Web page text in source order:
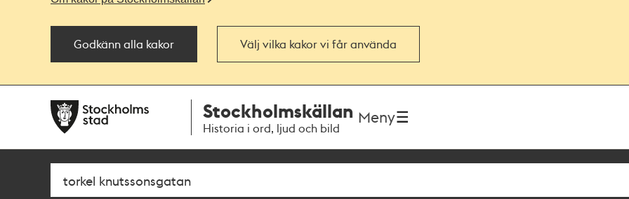
Godkänn alla kakor Välj vilka kakor vi får använda
navigationen
huvudinnehållet
Stockholmskällan
Historia i ord, ljud och bild
Meny
Sök